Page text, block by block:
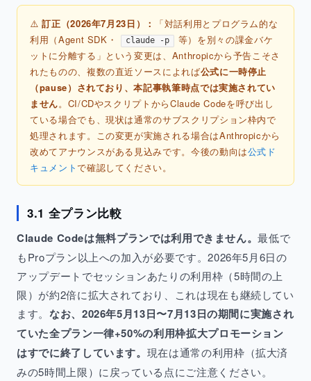
⚠️訂正（2026年7月23日）：
「対話利用とプログラム的な
利用（Agent SDK・
claude -p
等）を別々の課金バケ
ットに分離する」という変更は、Anthropicから予告こそさ
れたものの、複数の直近ソースによれば公式に一時停止
（pause）されており、本記事執筆時点では実施されてい
ません。CI/CDやスクリプトからClaude Codeを呼び出し
ている場合でも、現状は通常のサブスクリプション枠内で
処理されます。この変更が実施される場合はAnthropicから
改めてアナウンスがある見込みです。今後の動向は公式ド
キュメントで確認してください。
3.1 全プラン比較
Claude Codeは無料プランでは利用できません。最低で
もProプラン以上への加入が必要です。2026年5月6日の
アップデートでセッションあたりの利用枠（5時間の上
限）が約2倍に拡大されており、これは現在も継続してい
ます。 なお、2026年5月13日〜7月13日の期間に実施され
ていた全プラン一律+50%の利用枠拡大プロモーション
はすでに終了しています。 現在は通常の利用枠（拡大済
みの5時間上限）に戻っている点にご注意ください。